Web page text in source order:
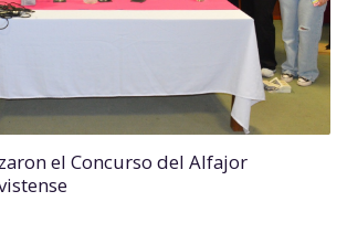
el Concurso del Alfajor